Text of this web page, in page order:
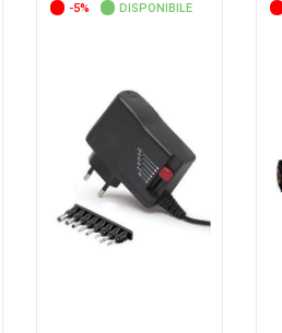
-5% DISPONIBILE